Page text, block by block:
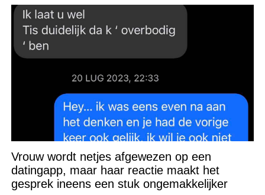
Vrouw wordt netjes afgewezen op een
datingapp, maar haar reactie maakt het
gesprek ineens een stuk ongemakkelijker